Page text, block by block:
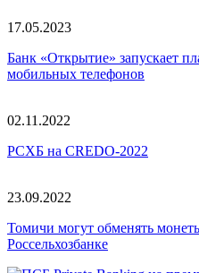
17.05.2023
Банк «Открытие» запускает
мобильных телефонов
02.11.2022
РСХБ на CREDO-2022
23.09.2022
Томичи могут обменять
Россельхозбанке